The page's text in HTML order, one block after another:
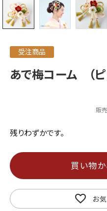
受注商品
あで梅コーム （
販
残りわずかです。
お
買い物